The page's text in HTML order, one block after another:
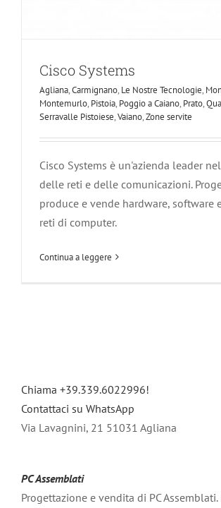
Cisco Systems
Agliana,Carmignano, Le Nostre Tecnologie,
Montemurlo, Pistoia, Poggio a Caiano, Prato,
Serravalle Pistoiese,Vaiano,Zone servite
Cisco Systems è un'azienda leader
delle reti e delle comunicazioni.
produce e vende hardware, software
reti di computer.
Continua a leggere
Chiama +39.339.6022996!
Contattaci su WhatsApp
Via Lavagnini, 21 51031 Agliana
PC Assemblati
Progettazione e vendita di PC Assemblati.